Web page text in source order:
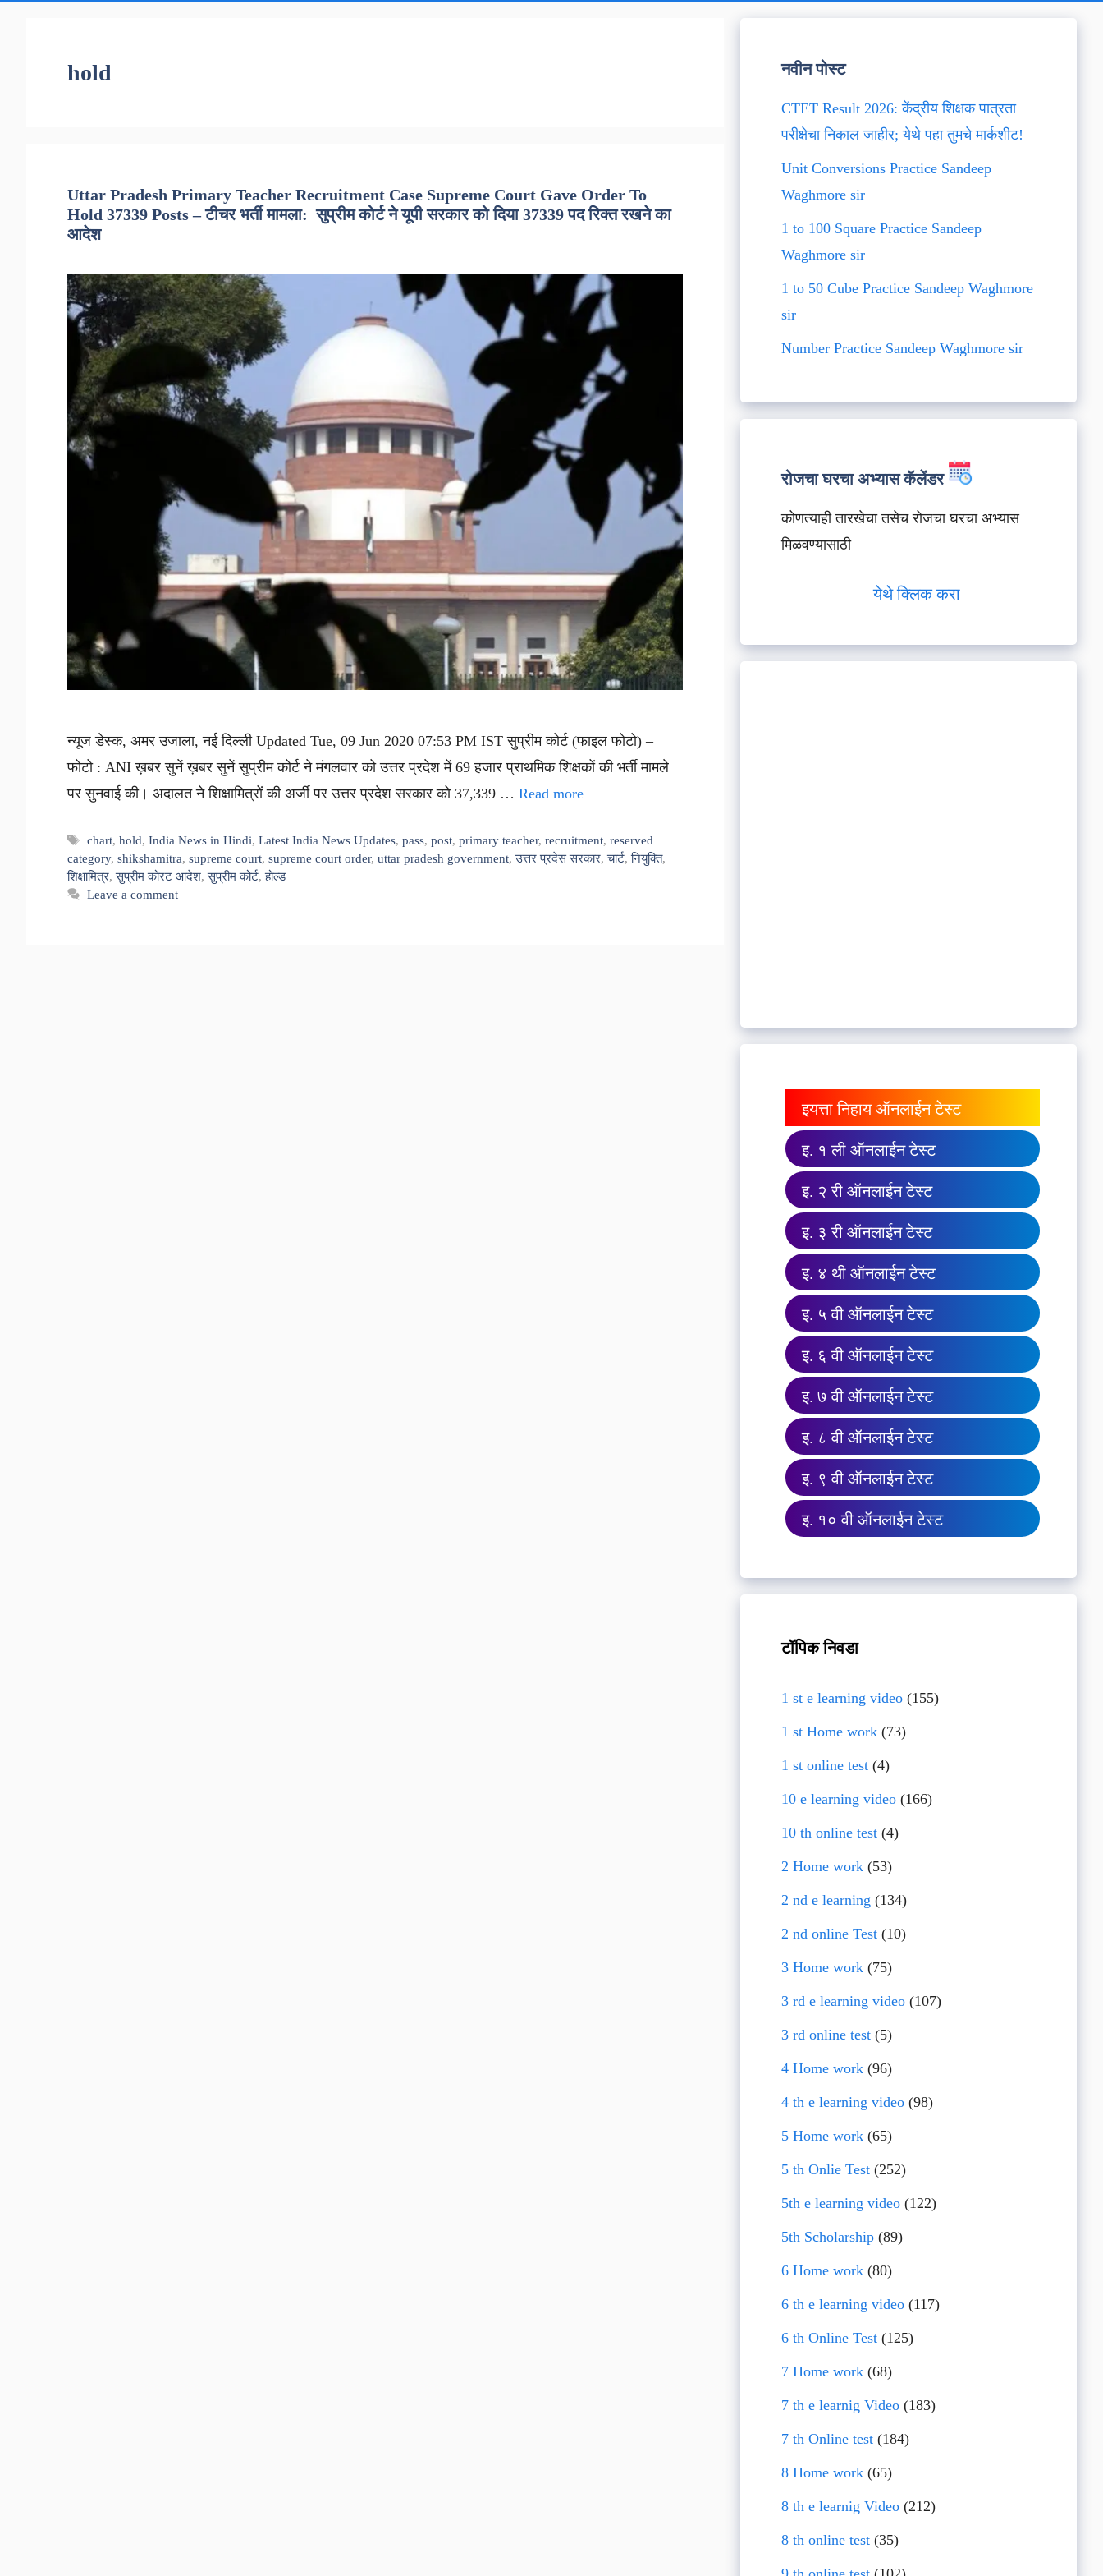
hold
Uttar Pradesh Primary Teacher Recruitment Case Supreme Court Gave Order To
Hold 37339 Posts – टीचर भर्ती मामला: सुप्रीम कोर्ट ने यूपी सरकार को दिया 37339 पद रिक्त रखने का
आदेश
न्यूज डेस्क, अमर उजाला, नई दिल्ली Updated Tue, 09 Jun 2020 07:53 PM IST सुप्रीम कोर्ट (फाइल फोटो) –
फोटो : ANI ख़बर सुनें ख़बर सुनें सुप्रीम कोर्ट ने मंगलवार को उत्तर प्रदेश में 69 हजार प्राथमिक शिक्षकों की भर्ती मामले
पर सुनवाई की। अदालत ने शिक्षामित्रों की अर्जी पर उत्तर प्रदेश सरकार को 37,339 … Read more
Tags
chart,hold,India News in Hindi,Latest India News Updates,pass,post,primary teacher,recruitment,reserved
category, shikshamitra, supreme court, supreme court order, uttar pradesh government,उत्तर प्रदेस सरकार,चार्ट,नियुक्ति,
शिक्षामित्र,सुप्रीम कोरट आदेश,सुप्रीम कोर्ट,होल्ड
Leave a comment
नवीन पोस्ट
CTET Result 2026: केंद्रीय शिक्षक पात्रता
परीक्षेचा निकाल जाहीर; येथे पहा तुमचे मार्कशीट!
Unit Conversions Practice Sandeep
Waghmore sir
1 to 100 Square Practice Sandeep
Waghmore sir
1 to 50 Cube Practice Sandeep Waghmore
sir
Number Practice Sandeep Waghmore sir
रोजचा घरचा अभ्यास कॅलेंडर
कोणत्याही तारखेचा तसेच रोजचा घरचा अभ्यास
मिळवण्यासाठी
येथे क्लिक करा
इयत्ता निहाय ऑनलाईन टेस्ट
इ. १ ली ऑनलाईन टेस्ट
इ. २ री ऑनलाईन टेस्ट
इ. ३ री ऑनलाईन टेस्ट
इ. ४ थी ऑनलाईन टेस्ट
इ. ५ वी ऑनलाईन टेस्ट
इ. ६ वी ऑनलाईन टेस्ट
इ. ७ वी ऑनलाईन टेस्ट
इ. ८ वी ऑनलाईन टेस्ट
इ. ९ वी ऑनलाईन टेस्ट
इ. १० वी ऑनलाईन टेस्ट
टॉपिक निवडा
1 st e learning video(155)
1 st Home work(73)
1 st online test(4)
10 e learning video(166)
10 th online test(4)
2 Home work(53)
2 nd e learning (134)
2 nd online Test(10)
3 Home work(75)
3 rd e learning video(107)
3 rd online test(5)
4 Home work(96)
4 th e learning video(98)
5 Home work(65)
5 th Onlie Test(252)
5th e learning video(122)
5th Scholarship(89)
6 Home work(80)
6 th e learning video(117)
6 th Online Test(125)
7 Home work(68)
7 th e learnig Video(183)
7 th Online test(184)
8 Home work(65)
8 th e learnig Video(212)
8 th online test(35)